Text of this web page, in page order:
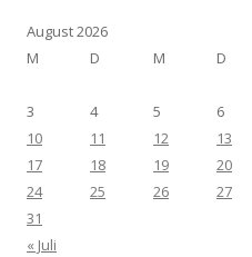
August 2026
M
D M D
3
4 5 6
10
11 12 13
17
18 19 20
24
25 26 27
31
« Juli